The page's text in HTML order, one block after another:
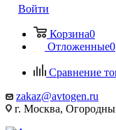
Войти
Корзина0
Отложенные0
Сравнение
zakaz@avtogen.ru
г. Москва,